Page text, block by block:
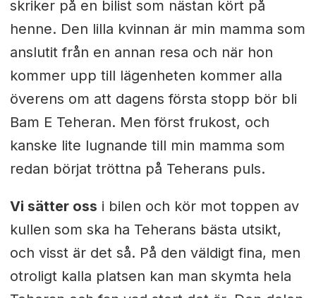
skriker på en bilist som nästan kört på
henne. Den lilla kvinnan är min mamma som
anslutit från en annan resa och när hon
kommer upp till lägenheten kommer alla
överens om att dagens första stopp bör bli
Bam E Teheran. Men först frukost, och
kanske lite lugnande till min mamma som
redan börjat tröttna på Teherans puls.
Vi sätter oss i bilen och kör mot toppen av
kullen som ska ha Teherans bästa utsikt,
och visst är det så. På den väldigt fina, men
otroligt kalla platsen kan man skymta hela